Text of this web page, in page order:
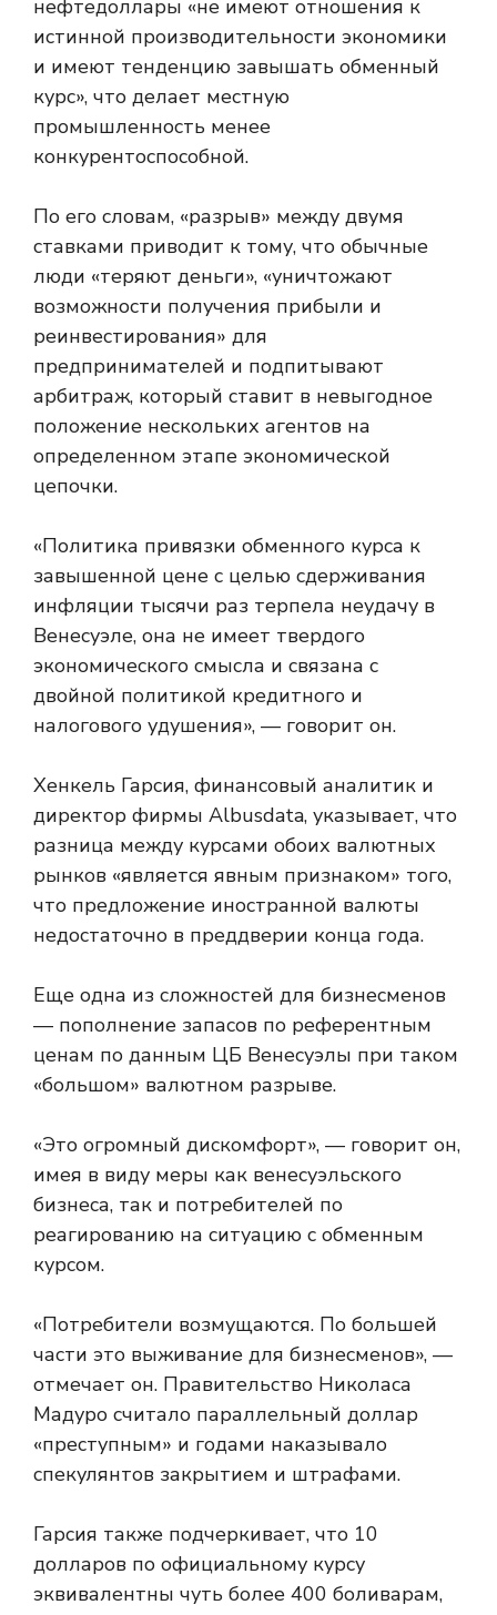
нефтедоллары «не имеют отношения к
истинной производительности экономики
и имеют тенденцию завышать обменный
курс», что делает местную
промышленность менее
конкурентоспособной.
По его словам, «разрыв» между двумя
ставками приводит к тому, что обычные
люди «теряют деньги», «уничтожают
возможности получения прибыли и
реинвестирования» для
предпринимателей и подпитывают
арбитраж, который ставит в невыгодное
положение нескольких агентов на
определенном этапе экономической
цепочки.
«Политика привязки обменного курса к
завышенной цене с целью сдерживания
инфляции тысячи раз терпела неудачу в
Венесуэле, она не имеет твердого
экономического смысла и связана с
двойной политикой кредитного и
налогового удушения», — говорит он.
Хенкель Гарсия, финансовый аналитик и
директор фирмы Albusdata, указывает, что
разница между курсами обоих валютных
рынков «является явным признаком» того,
что предложение иностранной валюты
недостаточно в преддверии конца года.
Еще одна из сложностей для бизнесменов
— пополнение запасов по референтным
ценам по данным ЦБ Венесуэлы при таком
«большом» валютном разрыве.
«Это огромный дискомфорт», — говорит он,
имея в виду меры как венесуэльского
бизнеса, так и потребителей по
реагированию на ситуацию с обменным
курсом.
«Потребители возмущаются. По большей
части это выживание для бизнесменов», —
отмечает он. Правительство Николаса
Мадуро считало параллельный доллар
«преступным» и годами наказывало
спекулянтов закрытием и штрафами.
Гарсия также подчеркивает, что 10
долларов по официальному курсу
эквивалентны чуть более 400 боливарам,